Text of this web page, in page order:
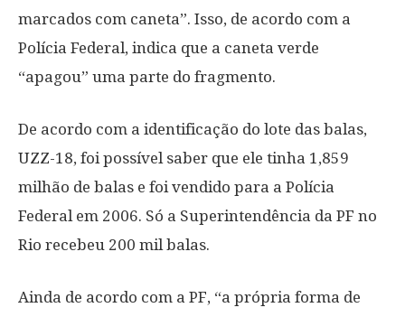
marcados com caneta”. Isso, de acordo com a
Polícia Federal, indica que a caneta verde
“apagou” uma parte do fragmento.
De acordo com a identificação do lote das balas,
UZZ-18, foi possível saber que ele tinha 1,859
milhão de balas e foi vendido para a Polícia
Federal em 2006. Só a Superintendência da PF no
Rio recebeu 200 mil balas.
Ainda de acordo com a PF, “a própria forma de